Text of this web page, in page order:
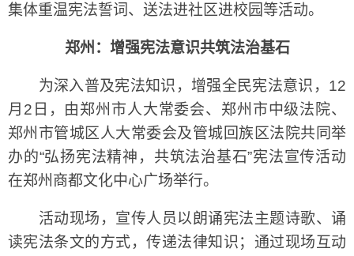
集体重温宪法誓词、送法进社区进校园等活动。
郑州：增强宪法意识共筑法治基石
为深入普及宪法知识，增强全民宪法意识，12
月2日，由郑州市人大常委会、郑州市中级法院、
郑州市管城区人大常委会及管城回族区法院共同举
办的“弘扬宪法精神，共筑法治基石”宪法宣传活动
在郑州商都文化中心广场举行。
活动现场，宣传人员以朗诵宪法主题诗歌、诵
读宪法条文的方式，传递法律知识；通过现场互动